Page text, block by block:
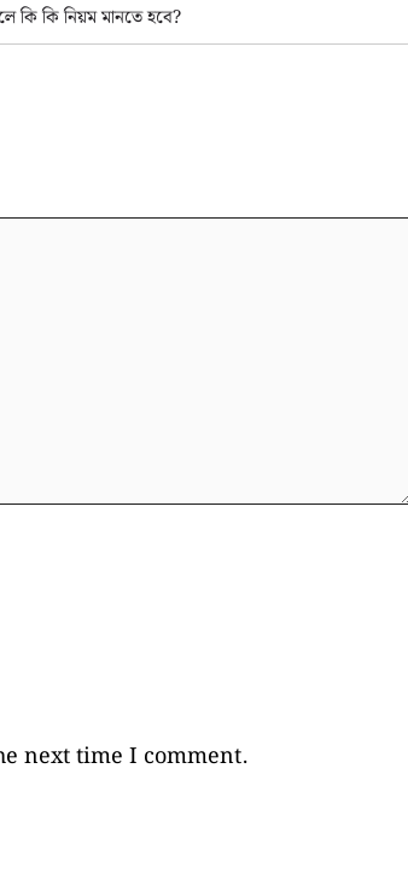
কি কি নিয়ম মানতে হবে?
next time I comment.